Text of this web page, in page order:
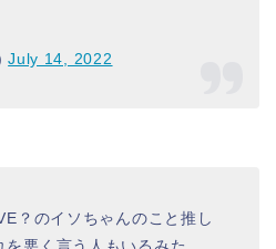
July 14, 2022
？のイソちゃんのこと推し